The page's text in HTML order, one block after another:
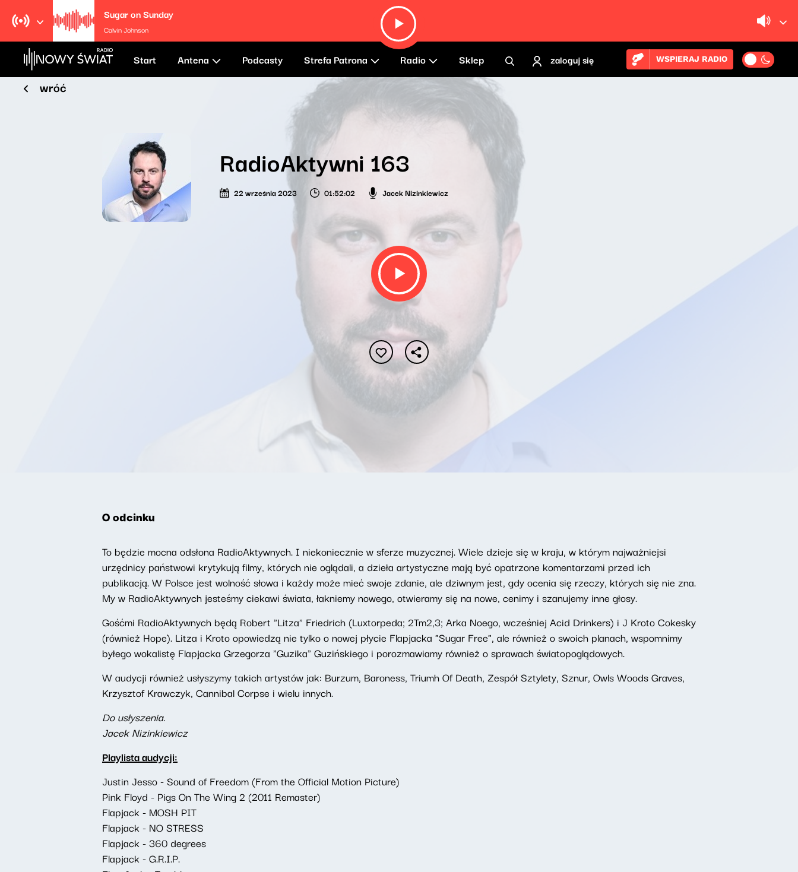
Sugar on Sunday
Calvin Johnson
Start Antena Podcasty Strefa Patrona Radio Sklep zaloguj się WSPIERAJ RADIO
wróć
RadioAktywni 163
22 września 2023 01:52:02 Jacek Nizinkiewicz
O odcinku
To będzie mocna odsłona RadioAktywnych. I niekoniecznie w sferze muzycznej. Wiele dzieje się w kraju, w którym najważniejsi
urzędnicy państwowi krytykują filmy, których nie oglądali, a dzieła artystyczne mają być opatrzone komentarzami przed ich
publikacją. W Polsce jest wolność słowa i każdy może mieć swoje zdanie, ale dziwnym jest, gdy ocenia się rzeczy, których się nie zna.
My w RadioAktywnych jesteśmy ciekawi świata, łakniemy nowego, otwieramy się na nowe, cenimy i szanujemy inne głosy.
Gośćmi RadioAktywnych będą Robert "Litza" Friedrich (Luxtorpeda; 2Tm2,3; Arka Noego, wcześniej Acid Drinkers) i J Kroto Cokesky
(również Hope). Litza i Kroto opowiedzą nie tylko o nowej płycie Flapjacka "Sugar Free", ale również o swoich planach, wspomnimy
byłego wokalistę Flapjacka Grzegorza "Guzika" Guzińskiego i porozmawiamy również o sprawach światopoglądowych.
W audycji również usłyszymy takich artystów jak: Burzum, Baroness, Triumh Of Death, Zespół Sztylety, Sznur, Owls Woods Graves,
Krzysztof Krawczyk, Cannibal Corpse i wielu innych.
Do usłyszenia.
Jacek Nizinkiewicz
Playlista audycji:
Justin Jesso - Sound of Freedom (From the Official Motion Picture)
Pink Floyd - Pigs On The Wing 2 (2011 Remaster)
Flapjack - MOSH PIT
Flapjack - NO STRESS
Flapjack - 360 degrees
Flapjack - G.R.I.P.